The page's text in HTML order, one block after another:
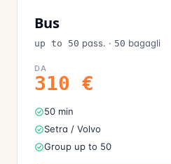
Bus
up to 50 pass. · 50 bagagli
DA
310 €
50 min
Setra / Volvo
Group up to 50